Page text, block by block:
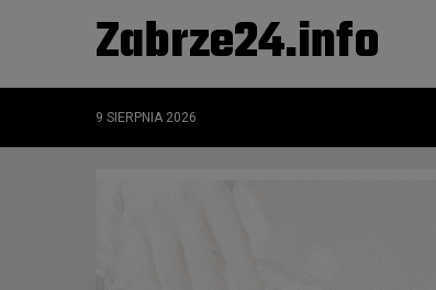
Zabrze24.info
9 SIERPNIA 2026